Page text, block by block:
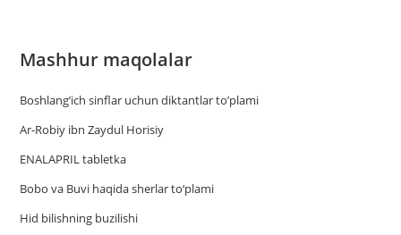
Mashhur maqolalar
Boshlang’ich sinflar uchun diktantlar to’plami
Ar-Robiy ibn Zaydul Horisiy
ENALAPRIL tabletka
Bobo va Buvi haqida sherlar to‘plami
Hid bilishning buzilishi